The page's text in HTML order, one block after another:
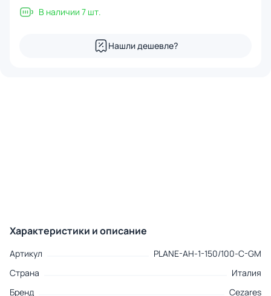
В наличии 7 шт.
Нашли дешевле?
Характеристики и описание
Артикул
PLANE-AH-1-150/100-C-GM
Страна
Италия
Бренд
Cezares